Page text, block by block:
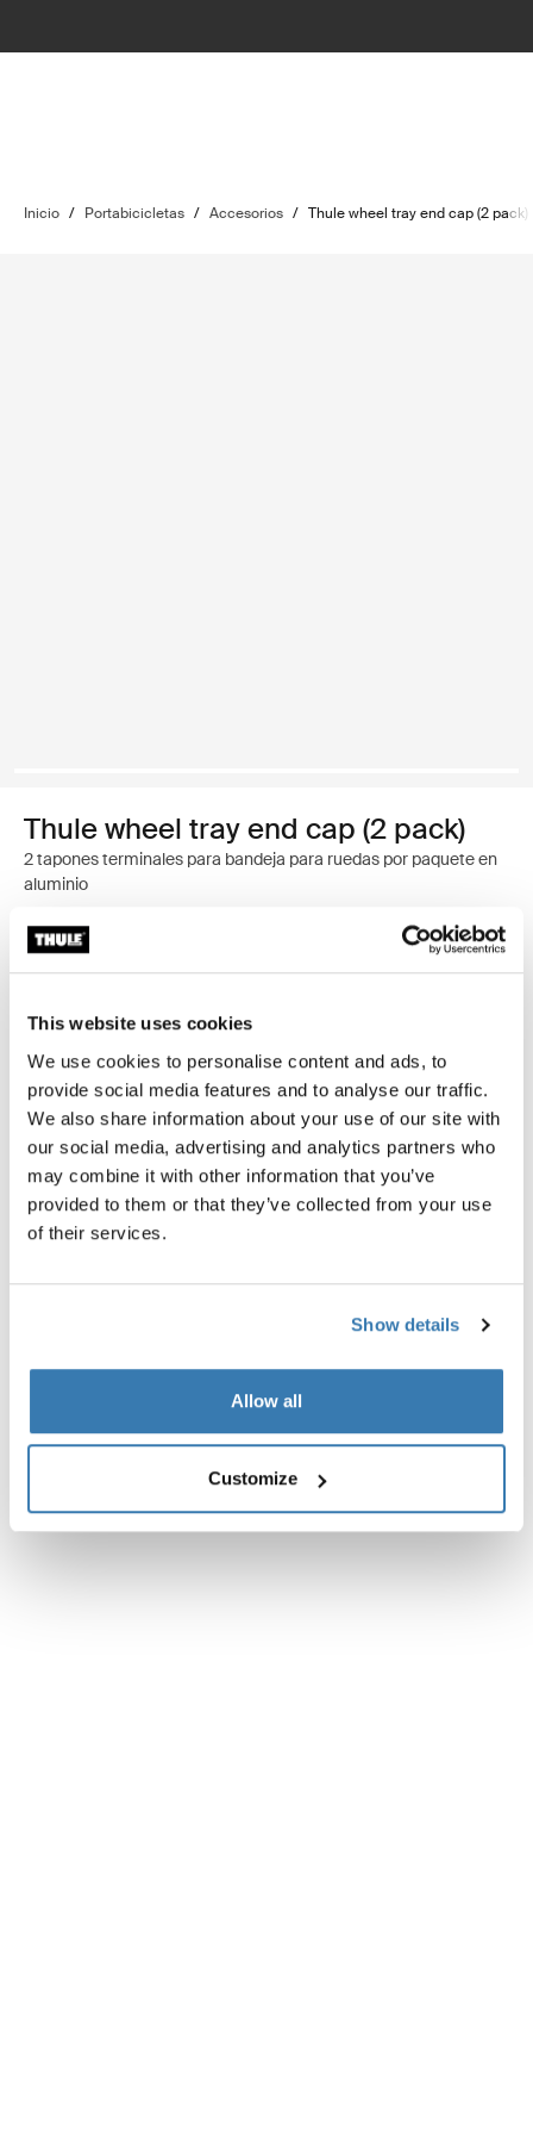
This website uses cookies
We use cookies to personalise content and ads, to
provide social media features and to analyse our traffic.
We also share information about your use of our site with
our social media, advertising and analytics partners who
may combine it with other information that you’ve
provided to them or that they’ve collected from your use
of their services.
Show details
Allow all
Customize
Inicio / Portabicicletas / Accesorios / Thule wheel tray end cap (2 pack)
Thule wheel tray end cap (2 pack)
2 tapones terminales para bandeja para ruedas por paquete en
aluminio
Garantía Thule
Tapa final de reemplazo para el soporte de la rueda
para el soporte para bicicletas de techo de Thule.
Toggle features
Todas las características